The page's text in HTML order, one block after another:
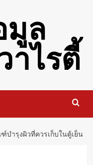
มูล
าไรตี้
บำรุงผิวที่ควรเก็บในตู้เย็น